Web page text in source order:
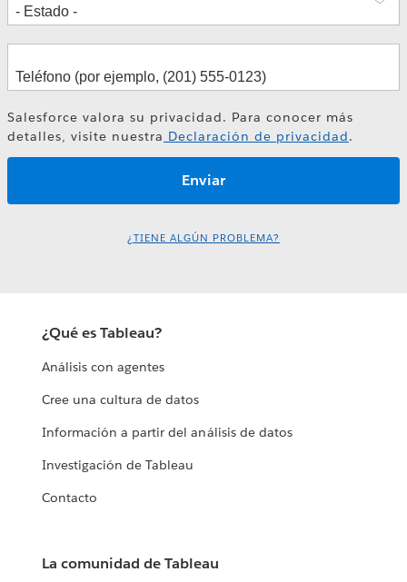
Tableau Next y Slackbot: Resumen
de ventas inteligente
Salesforce valora su privacidad. Para conocer más
detalles, visite nuestra Declaración de privacidad.
¿TIENE ALGÚN PROBLEMA?
¿Qué es Tableau?
Análisis con agentes
Cree una cultura de datos
Información a partir del análisis de datos
Investigación de Tableau
Contacto
La comunidad de Tableau